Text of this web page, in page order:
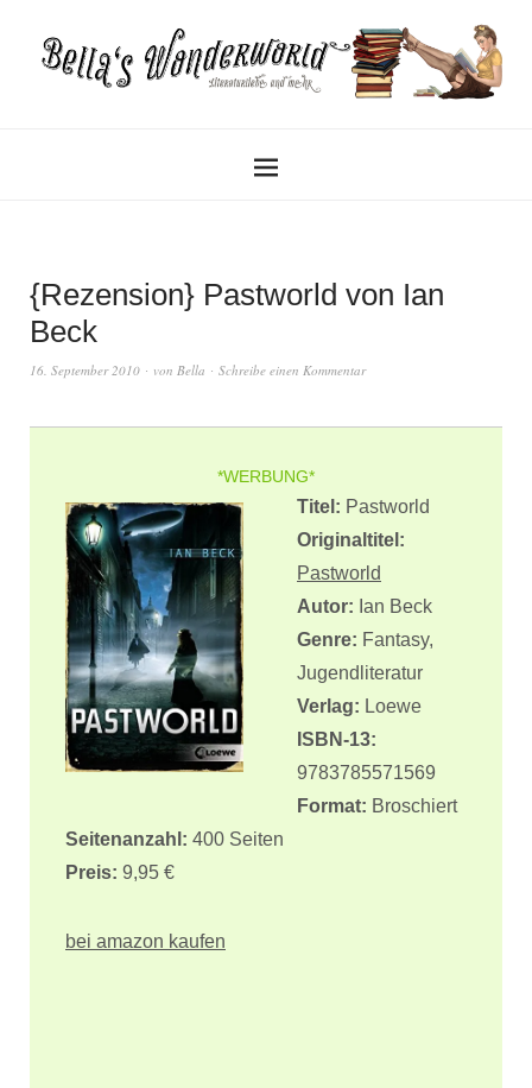
{Rezension} Pastworld von Ian
Beck
16. September 2010 von Bella Schreibe einen Kommentar
*WERBUNG*
Titel: Pastworld
Originaltitel:
Pastworld
Autor: Ian Beck
Genre: Fantasy,
Jugendliteratur
Verlag: Loewe
ISBN-13:
9783785571569
Format: Broschiert
Seitenanzahl: 400 Seiten
Preis: 9,95 €
bei amazon kaufen